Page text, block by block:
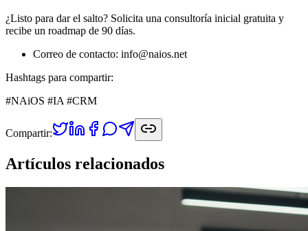
¿Listo para dar el salto? Solicita una consultoría inicial gratuita y
recibe un roadmap de 90 días.
Correo de contacto: info@naios.net
Hashtags para compartir:
#NAiOS #IA #CRM
Compartir:
Artículos relacionados